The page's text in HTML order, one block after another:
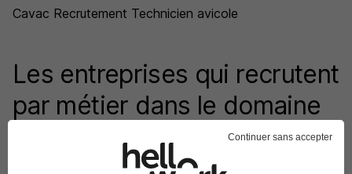
Cavac Recrutement Technicien avicole
Les entreprises qui recrutent
par métier dans le domaine
Continuer sans accepter